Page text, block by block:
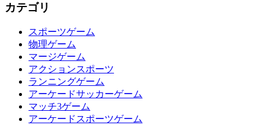
カテゴリ
スポーツゲーム
物理ゲーム
マージゲーム
アクションスポーツ
ランニングゲーム
アーケードサッカーゲーム
マッチ3ゲーム
アーケードスポーツゲーム